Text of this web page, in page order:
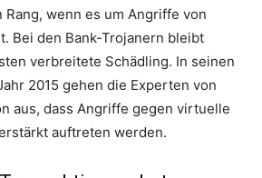
wenn es um Angriffe von
Bei den Bank-Trojanern bleibt
verbreitete Schädling. In seinen
2015 gehen die Experten von
aus, dass Angriffe gegen virtuelle
auftreten werden.